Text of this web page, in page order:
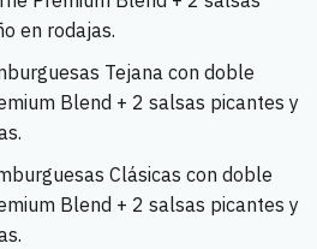
en rodajas.
Tejana con doble
Blend + 2 salsas picantes y
Clásicas con doble
Blend + 2 salsas picantes y